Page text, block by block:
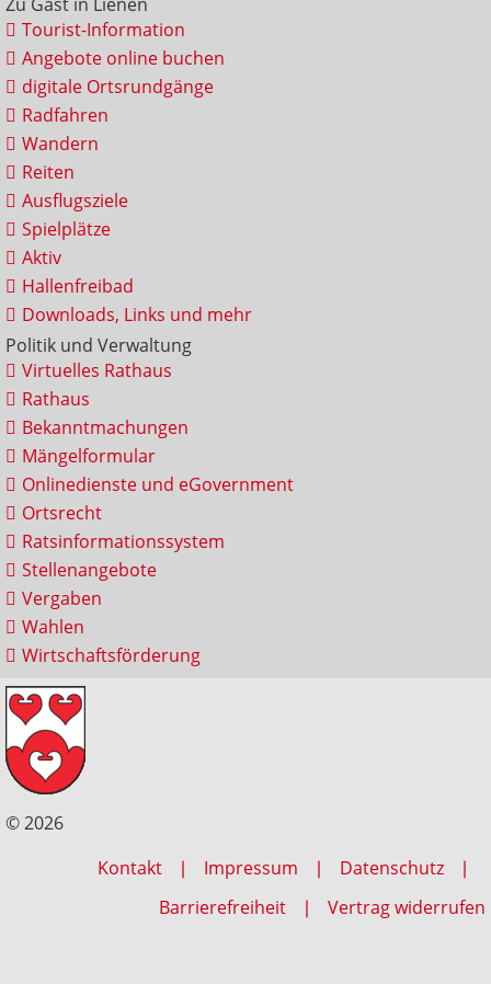
Tourist-Information
Angebote online buchen
digitale Ortsrundgänge
Radfahren
Wandern
Reiten
Ausflugsziele
Spielplätze
Aktiv
Hallenfreibad
Downloads, Links und mehr
Politik und Verwaltung
Virtuelles Rathaus
Rathaus
Bekanntmachungen
Mängelformular
Onlinedienste und eGovernment
Ortsrecht
Ratsinformationssystem
Stellenangebote
Vergaben
Wahlen
Wirtschaftsförderung
© 2026
Kontakt
Impressum
Datenschutz
Barrierefreiheit
Vertrag widerrufen